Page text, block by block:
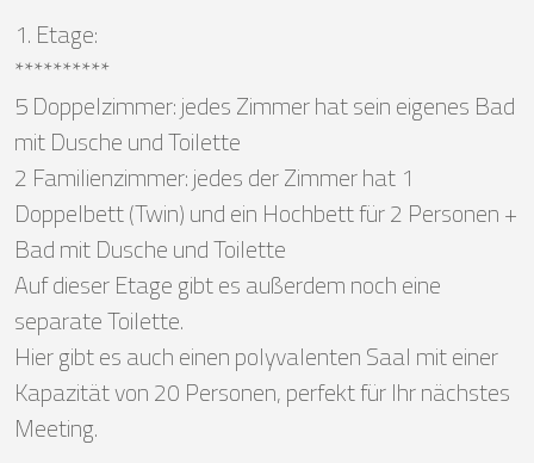
1. Etage:
**********
5 Doppelzimmer: jedes Zimmer hat sein eigenes Bad
mit Dusche und Toilette
2 Familienzimmer: jedes der Zimmer hat 1
Doppelbett (Twin) und ein Hochbett für 2 Personen +
Bad mit Dusche und Toilette
Auf dieser Etage gibt es außerdem noch eine
separate Toilette.
Hier gibt es auch einen polyvalenten Saal mit einer
Kapazität von 20 Personen, perfekt für Ihr nächstes
Meeting.